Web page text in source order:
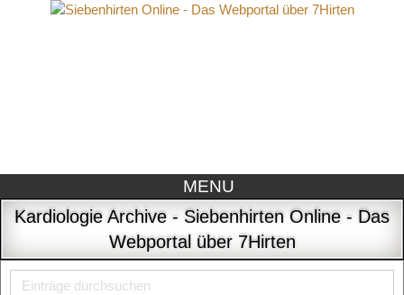
MENU
Kardiologie Archive - Siebenhirten Online - Das
Webportal über 7Hirten